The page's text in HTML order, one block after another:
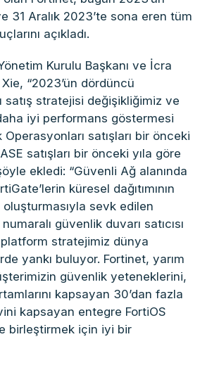
31 Aralık 2023’te sona eren tüm
açıkladı.
Kurulu Başkanı ve İcra
“2023’ün dördüncü
satış stratejisi değişikliğimiz ve
iyi performans göstermesi
satışları bir önceki
satışları bir önceki yıla göre
ekledi: “Güvenli Ağ alanında
küresel dağıtımının
oluşturmasıyla sevk edilen
güvenlik duvarı satıcısı
stratejimiz dünya
yankı buluyor. Fortinet, yarım
güvenlik yeteneklerini,
kapsayan 30’dan fazla
kapsayan entegre FortiOS
birleştirmek için iyi bir